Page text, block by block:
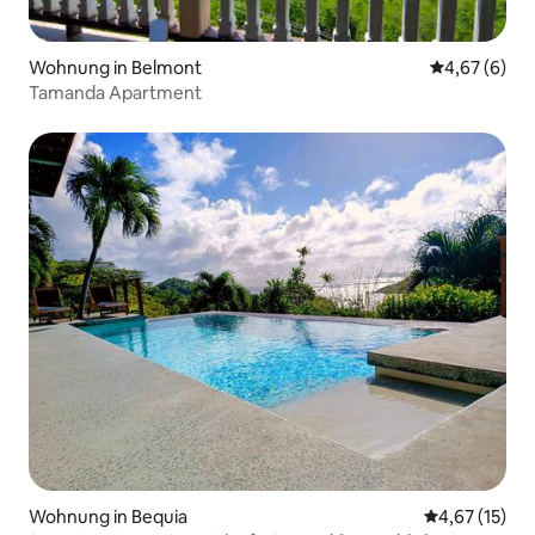
Wohnung in Belmont
4,67 (6)
Tamanda Apartment
Wohnung in Bequia
4,67 (15)